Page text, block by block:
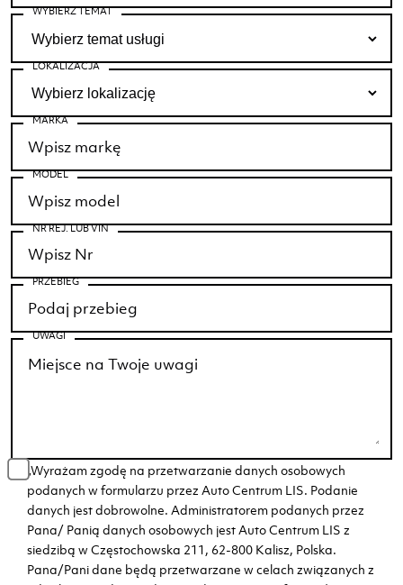
WYBIERZ TEMAT
LOKALIZACJA
MARKA
MODEL
NR REJ. LUB VIN
PRZEBIEG
UWAGI
„Wyrażam zgodę na przetwarzanie danych osobowych
podanych w formularzu przez Auto Centrum LIS. Podanie
danych jest dobrowolne. Administratorem podanych przez
Pana/ Panią danych osobowych jest Auto Centrum LIS z
siedzibą w Częstochowska 211, 62-800 Kalisz, Polska.
Pana/Pani dane będą przetwarzane w celach związanych z